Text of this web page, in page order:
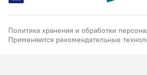
Политика хранения и обработки
Применяются рекомендательные